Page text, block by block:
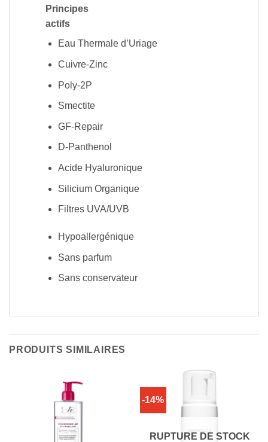
Principes
actifs
Eau Thermale d’Uriage
Cuivre-Zinc
Poly-2P
Smectite
GF-Repair
D-Panthenol
Acide Hyaluronique
Silicium Organique
Filtres UVA/UVB
Hypoallergénique
Sans parfum
Sans conservateur
PRODUITS SIMILAIRES
-14%
RUPTURE DE STOCK